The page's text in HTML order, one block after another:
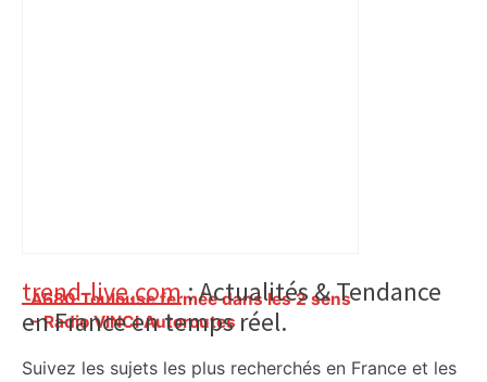
A680 Toulouse fermée dans les 2 sens
– Radio VINCI Autoroutes
Primary
Sidebar
trend-live.com: Actualités & Tendance
en France en temps réel.
Suivez les sujets les plus recherchés en France et les